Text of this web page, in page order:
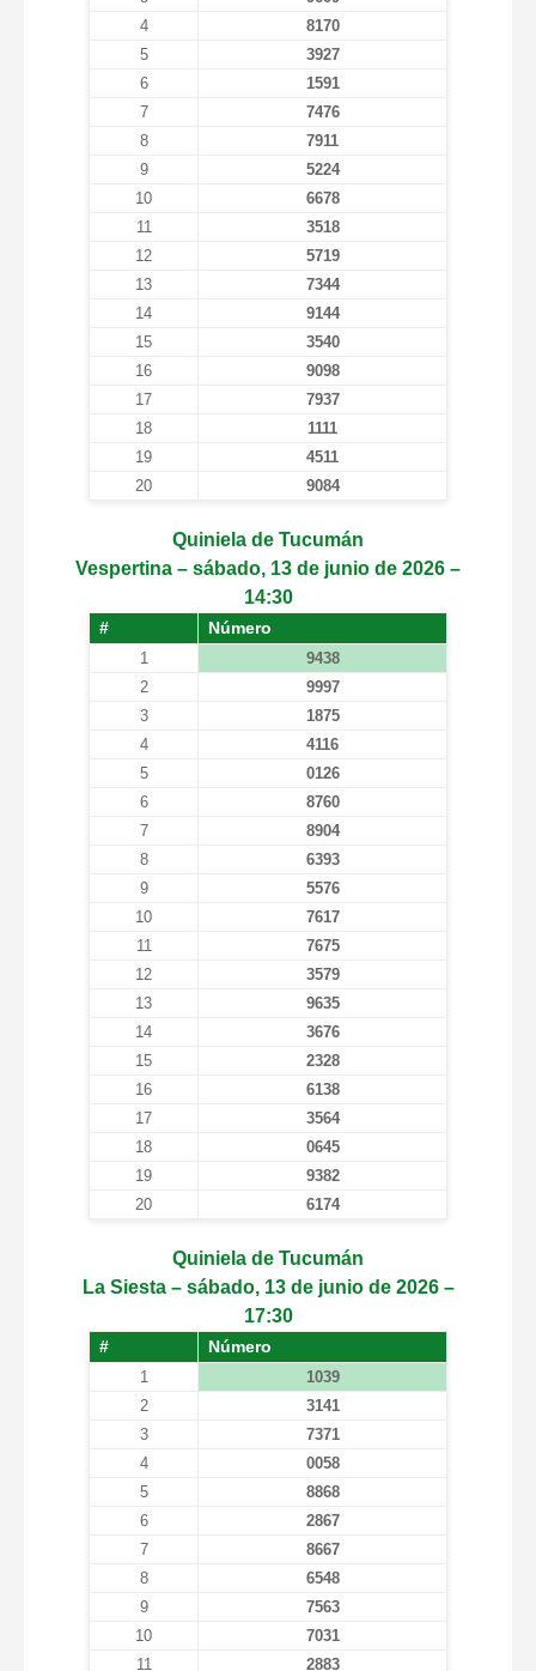
4
8170
5
3927
6
1591
7
7476
8
7911
9
5224
10
6678
11
3518
12
5719
13
7344
14
9144
15
3540
16
9098
17
7937
18
1111
19
4511
20
9084
Quiniela de Tucumán
Vespertina – sábado, 13 de junio de 2026 –
14:30
# Número
1
9438
2
9997
3
1875
4
4116
5
0126
6
8760
7
8904
8
6393
9
5576
10
7617
11
7675
12
3579
13
9635
14
3676
15
2328
16
6138
17
3564
18
0645
19
9382
20
6174
Quiniela de Tucumán
La Siesta – sábado, 13 de junio de 2026 –
17:30
# Número
1
1039
2
3141
3
7371
4
0058
5
8868
6
2867
7
8667
8
6548
9
7563
10
7031
11
2883